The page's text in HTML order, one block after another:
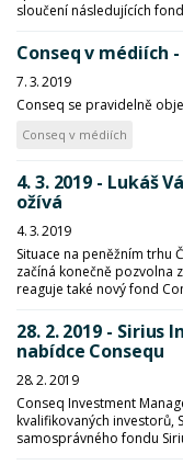
sloučení následujících
Conseq v médiích
7. 3. 2019
Conseq se pravidelně
Conseq v médiích
4. 3. 2019 - Lukáš
ožívá
4. 3. 2019
Situace na peněžním trhu
začíná konečně pozvolna
reaguje také nový fond
28. 2. 2019 - Sirius
nabídce Consequ
28. 2. 2019
Conseq Investment
kvalifikovaných investorů,
samosprávného fondu